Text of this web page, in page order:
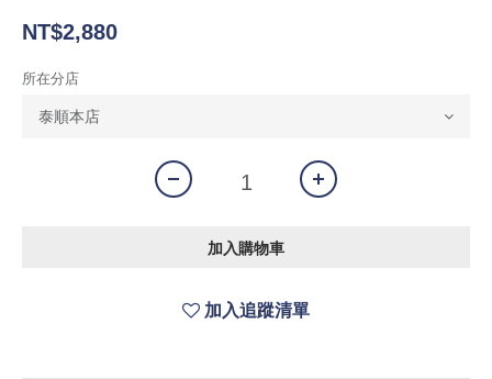
NT$2,880
所在分店
加入購物車
加入追蹤清單